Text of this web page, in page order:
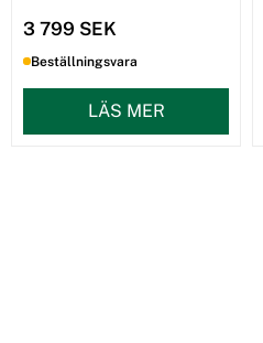
3 799 SEK
Beställningsvara
LÄS MER